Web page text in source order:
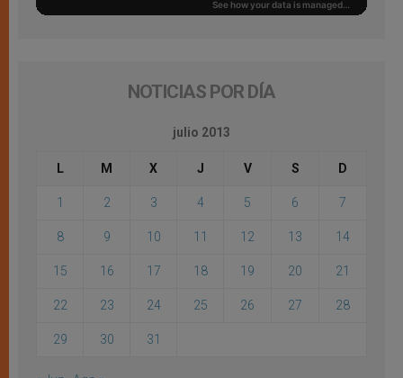
NOTICIAS POR DÍA
julio 2013
L M X J V S D
1 2 3 4 5 6 7
8 9 10 11 12 13 14
15 16 17 18 19 20 21
22 23 24 25 26 27 28
29 30 31